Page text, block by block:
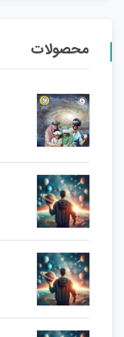
محصولات